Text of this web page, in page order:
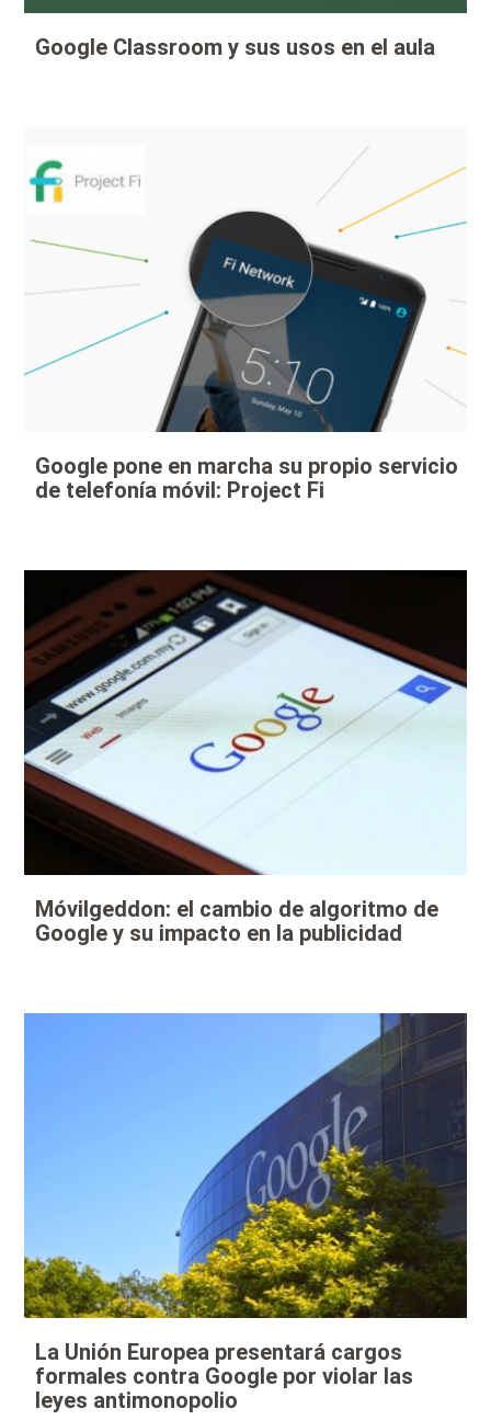
Google Classroom y sus usos en el aula
Google pone en marcha su propio servicio
de telefonía móvil: Project Fi
Móvilgeddon: el cambio de algoritmo de
Google y su impacto en la publicidad
La Unión Europea presentará cargos
formales contra Google por violar las
leyes antimonopolio